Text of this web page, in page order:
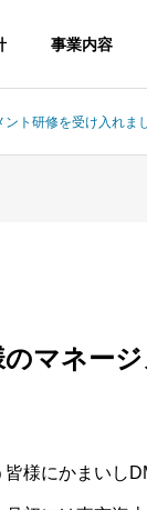
事業内容
ント研修を受け入れま
のマネー
様にかまいし